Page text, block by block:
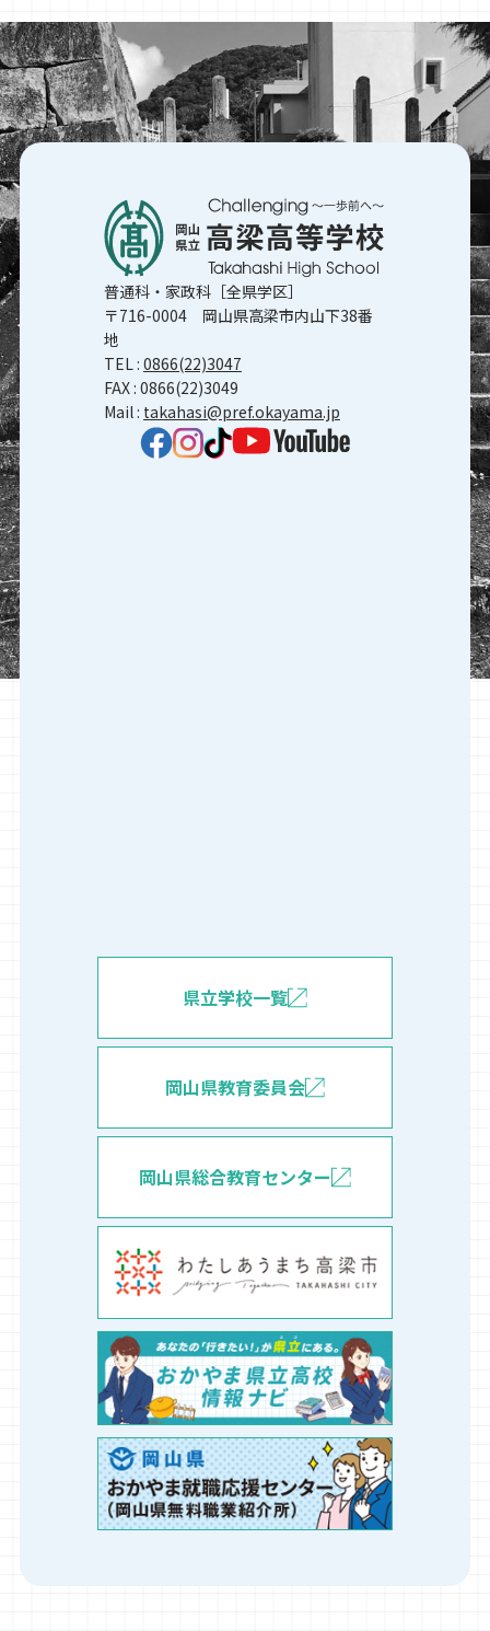
普通科・家政科［全県学区］
〒716-0004 岡山県高梁市内山下38番
地
TEL : 0866(22)3047
FAX : 0866(22)3049
Mail : takahasi@pref.okayama.jp
県立学校一覧
岡山県教育委員会
岡山県総合教育センター